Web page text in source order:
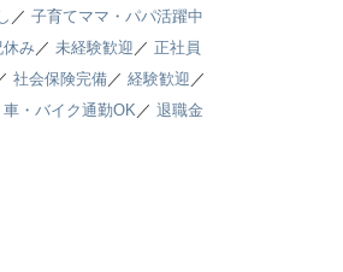
／子育てママ・パパ活躍中
休み ／ 未経験歓迎 ／正社員
社会保険完備 ／経験歓迎 ／
車・バイク通勤OK ／退職金